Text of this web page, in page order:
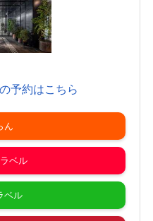
予約はこちら
ん
ベル
ベル